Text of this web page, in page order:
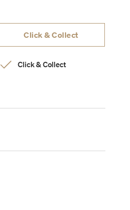
Click & Collect
Click & Collect